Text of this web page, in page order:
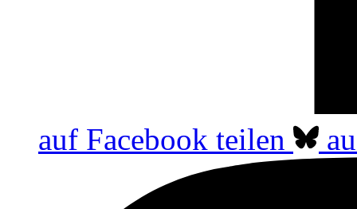
auf Facebook teilen